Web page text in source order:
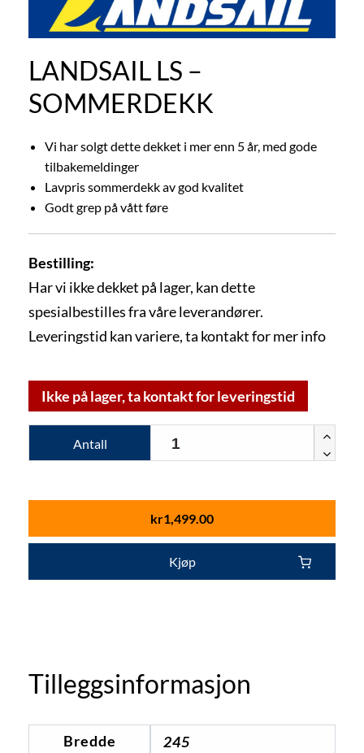
LANDSAIL LS –
SOMMERDEKK
Vi har solgt dette dekket i mer enn 5 år, med gode
tilbakemeldinger
Lavpris sommerdekk av god kvalitet
Godt grep på vått føre
Bestilling:
Har vi ikke dekket på lager, kan dette
spesialbestilles fra våre leverandører.
Leveringstid kan variere, ta kontakt for mer info
Ikke på lager, ta kontakt for leveringstid
Antall
kr1,499.00
Kjøp
Tilleggsinformasjon
Bredde 245